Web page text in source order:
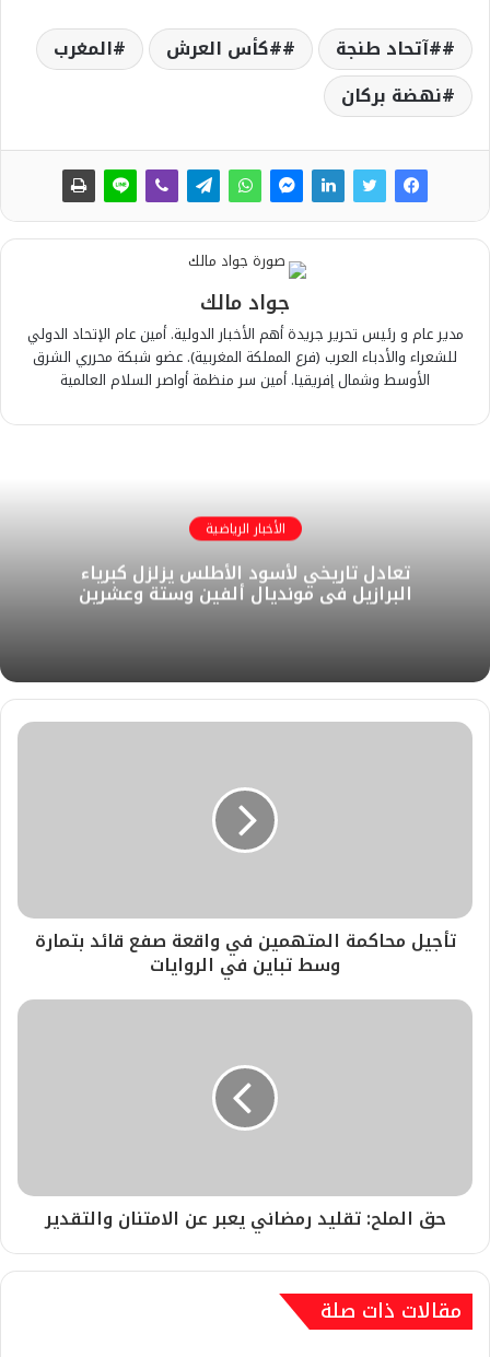
#آتحاد طنجة #كأس العرش
المغرب
نهضة بركان
جواد مالك
مدير عام و رئيس تحرير جريدة أهم الأخبار الدولية. أمين عام الإتحاد الدولي
للشعراء والأدباء العرب (فرع المملكة المغربية). عضو شبكة محرري الشرق
الأوسط وشمال إفريقيا. أمين سر منظمة أواصر السلام العالمية
الأخبار الرياضية
تعادل تاريخي لأسود الأطلس يزلزل كبرياء
البرازيل في مونديال ألفين وستة وعشرين
تأجيل محاكمة المتهمين في واقعة صفع قائد بتمارة
وسط تباين في الروايات
حق الملح: تقليد رمضاني يعبر عن الامتنان والتقدير
مقالات ذات صلة